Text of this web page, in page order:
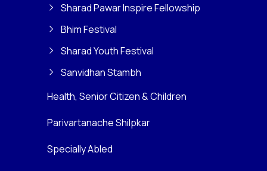
Sharad Pawar Inspire Fellowship
Bhim Festival
Sharad Youth Festival
Sanvidhan Stambh
Health, Senior Citizen & Children
Parivartanache Shilpkar
Specially Abled